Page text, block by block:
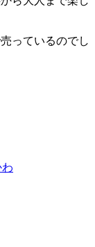
っているのでし